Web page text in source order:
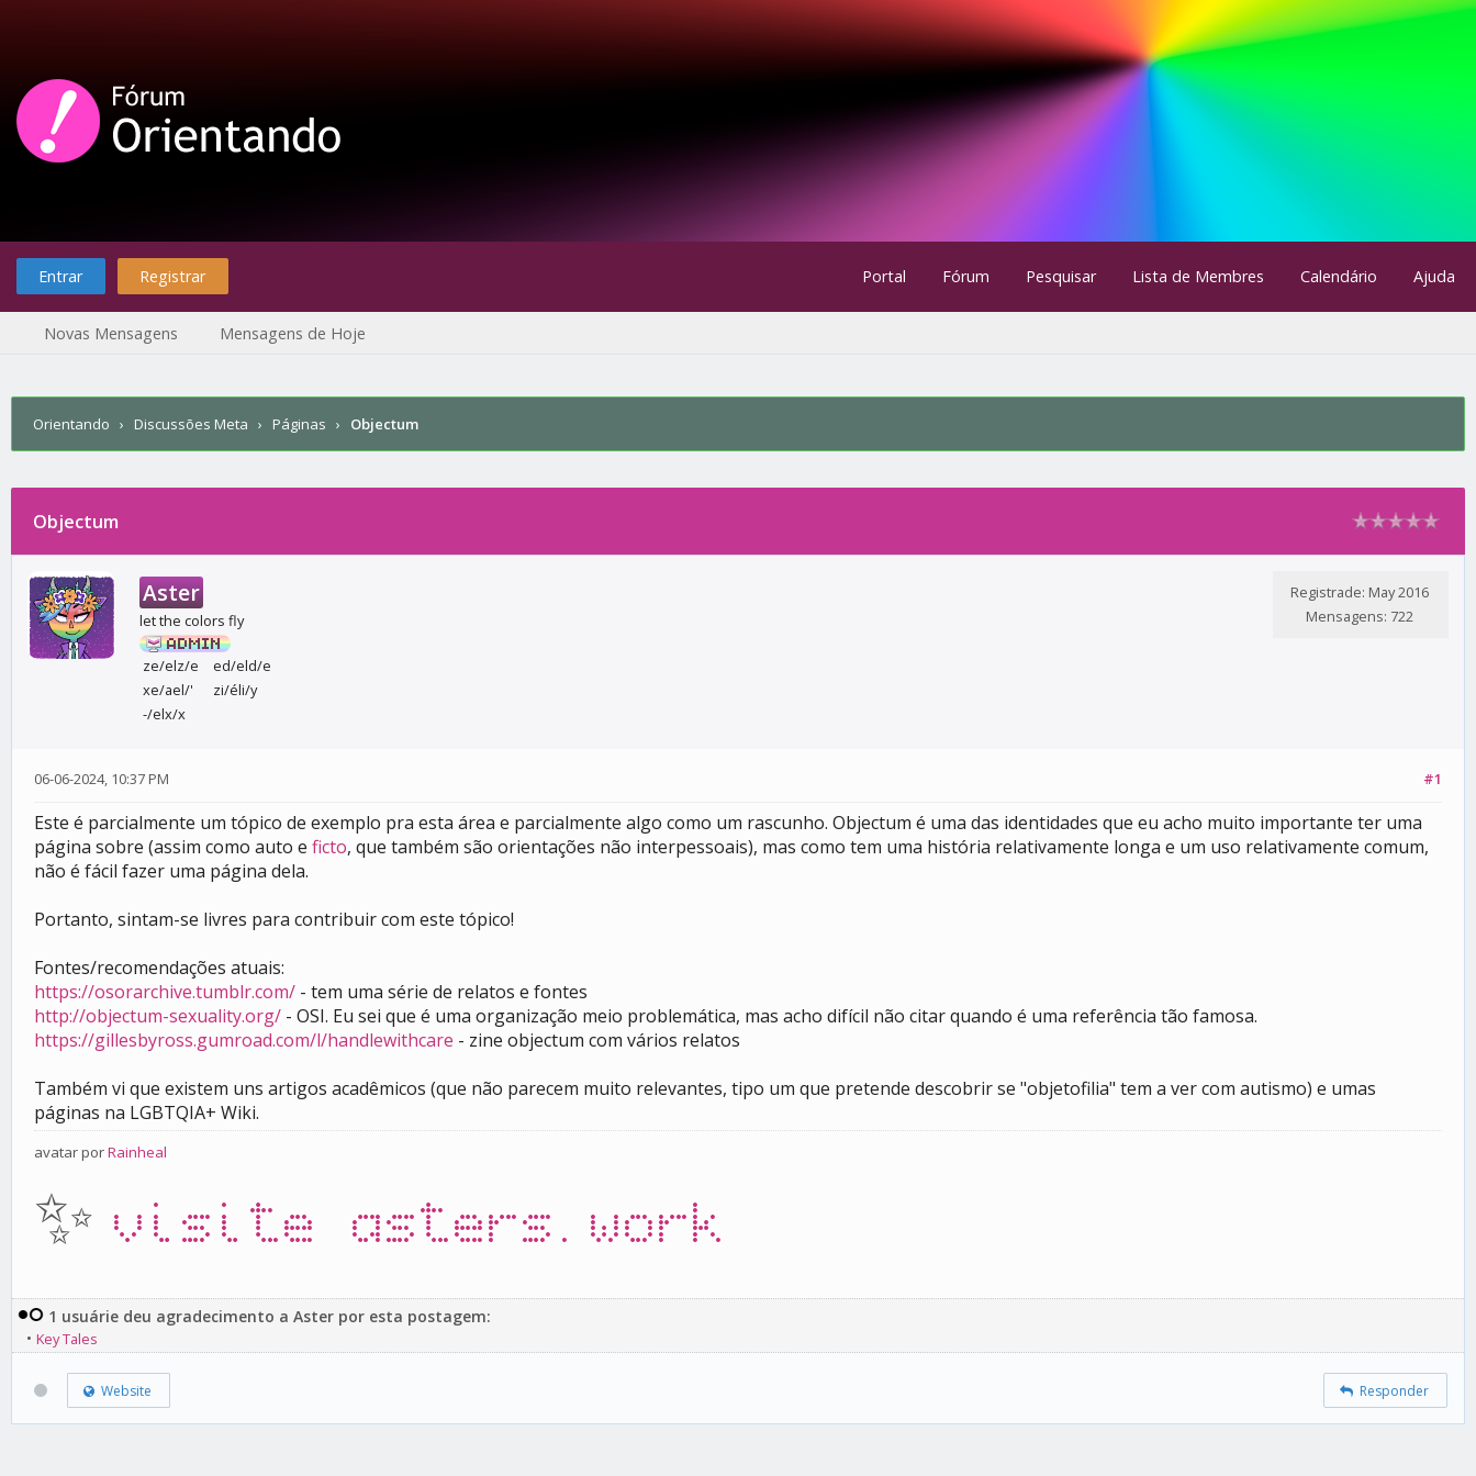
Entrar Registrar Portal Fórum Pesquisar Lista de Membres Calendário Ajuda
Novas Mensagens Mensagens de Hoje
Orientando › Discussões Meta › Páginas › Objectum
Objectum
Aster
let the colors fly
ze/elz/e
ed/eld/e
xe/ael/'
zi/éli/y
-/elx/x
Registrade: May 2016
Mensagens: 722
#1
06-06-2024, 10:37 PM
Este é parcialmente um tópico de exemplo pra esta área e parcialmente algo como um rascunho. Objectum é uma das identidades que eu acho muito importante ter uma
página sobre (assim como auto e ficto, que também são orientações não interpessoais), mas como tem uma história relativamente longa e um uso relativamente comum,
não é fácil fazer uma página dela.
Portanto, sintam-se livres para contribuir com este tópico!
Fontes/recomendações atuais:
https://osorarchive.tumblr.com/ - tem uma série de relatos e fontes
http://objectum-sexuality.org/ - OSI. Eu sei que é uma organização meio problemática, mas acho difícil não citar quando é uma referência tão famosa.
https://gillesbyross.gumroad.com/l/handlewithcare - zine objectum com vários relatos
Também vi que existem uns artigos acadêmicos (que não parecem muito relevantes, tipo um que pretende descobrir se "objetofilia" tem a ver com autismo) e umas
páginas na LGBTQIA+ Wiki.
avatar porRainheal
✨ visite asters.work
1 usuárie deu agradecimento a Aster por esta postagem:
• Key Tales
Website Responder